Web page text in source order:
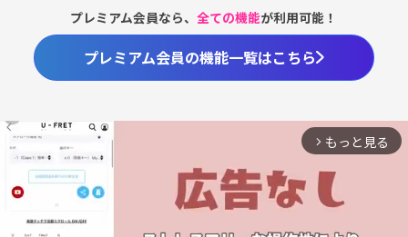
プレミアム会員なら、全ての機能が利用可能！
プレミアム会員の機能一覧はこちら
arrow_forward_ios もっと見る